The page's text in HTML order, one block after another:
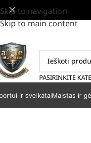
Skip to navigation
Skip to main content
PASIRINKITE
ir sveikataiMaistas ir